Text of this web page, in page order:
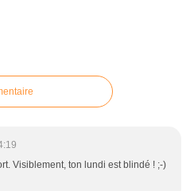
Visiblement, ton lundi est blindé ! ;-)